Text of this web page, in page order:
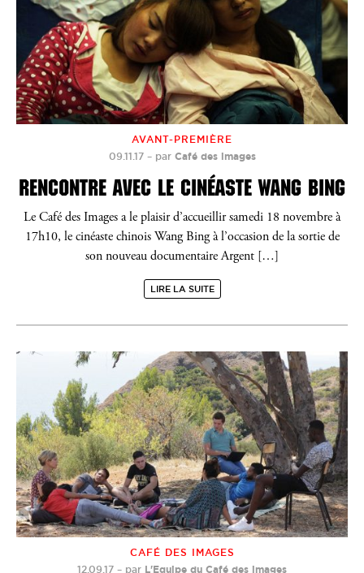
AVANT-PREMIÈRE
09.11.17– par Café des images
RENCONTRE AVEC LE CINÉASTE WANG BING
Le Café des Images a le plaisir d’accueillir samedi 18 novembre à
17h10, le cinéaste chinois Wang Bing à l’occasion de la sortie de
son nouveau documentaire Argent […]
LIRE LA SUITE
CAFÉ DES IMAGES
12.09.17 – par L'Equipe du Café des images